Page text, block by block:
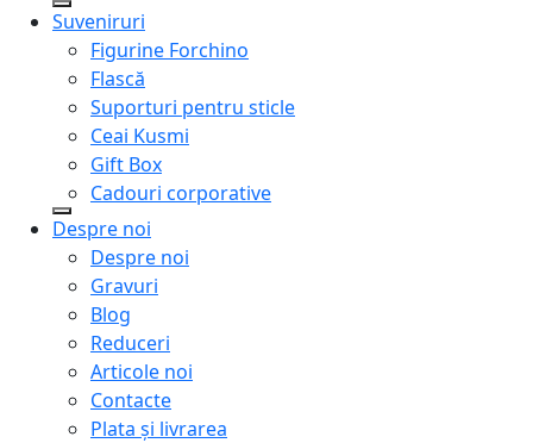
Suveniruri
Figurine Forchino
Flască
Suporturi pentru sticle
Ceai Kusmi
Gift Box
Cadouri corporative
Despre noi
Despre noi
Gravuri
Blog
Reduceri
Articole noi
Contacte
Plata și livrarea